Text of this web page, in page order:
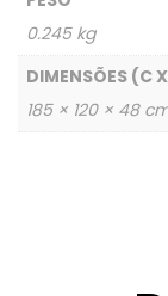
0.245 kg
DIMENSÕES (C
185 × 120 × 48